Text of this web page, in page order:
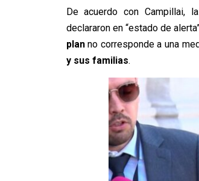
De acuerdo con Campillai,
declararon en “estado de
planno corresponde a una
y sus familias.